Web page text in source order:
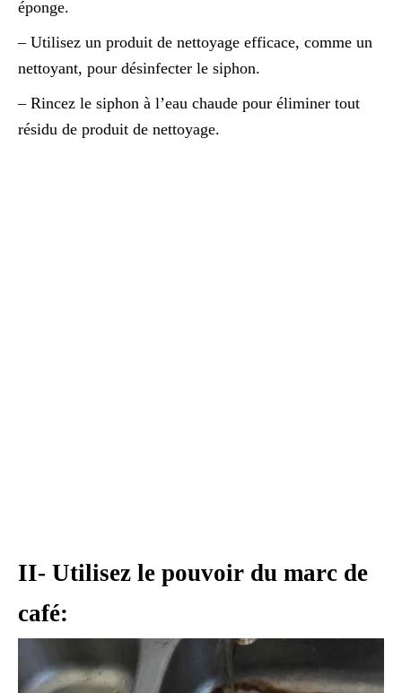
éponge.
– Utilisez un produit de nettoyage efficace, comme un
nettoyant, pour désinfecter le siphon.
– Rincez le siphon à l’eau chaude pour éliminer tout
résidu de produit de nettoyage.
II- Utilisez le pouvoir du marc de
café: